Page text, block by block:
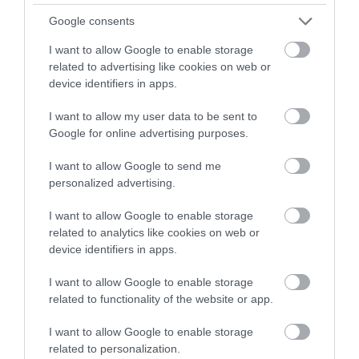
Google consents
I want to allow Google to enable storage
related to advertising like cookies on web or
device identifiers in apps.
I want to allow my user data to be sent to
Google for online advertising purposes.
I want to allow Google to send me
personalized advertising.
I want to allow Google to enable storage
related to analytics like cookies on web or
device identifiers in apps.
I want to allow Google to enable storage
related to functionality of the website or app.
I want to allow Google to enable storage
related to personalization.
Εύβοια: Πότε θα γίνει ο
καθιερωμένος έρανος για το
«Στιφάδο της Παναγίας»
08.08.2026 | 19:40
οικονομικό πρόγραμμα της ΕΛ.Α.Σ.
στη Θεσσαλονίκη
Κάνεις δεν ξεχνά τι έζησε η
08.08.2026 | 19:00
ιστορικών γκολ του Μαραντόνα
08.08.2026 | 18:40
ΠΕΡΙΣΣΟΤΕΡΑ ΑΠΟ ΚΟΙΝΩΝΙΑ
Ρόδος: Έγραψαν
80χρονη για κράνος!
Πάτρα: Θρήνος για
μωράκι μόλις 8 ημερών